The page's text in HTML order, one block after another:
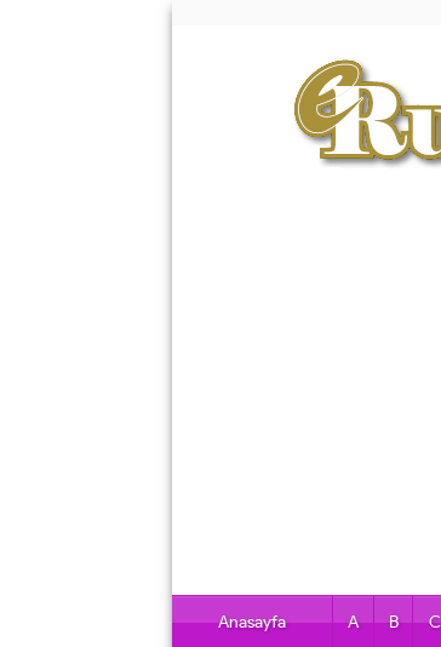
Anasayfa A B C